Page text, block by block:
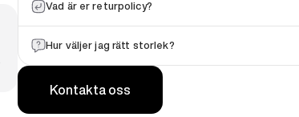
Vad är er returpolicy?
Hur väljer jag rätt storlek?
Kontakta oss